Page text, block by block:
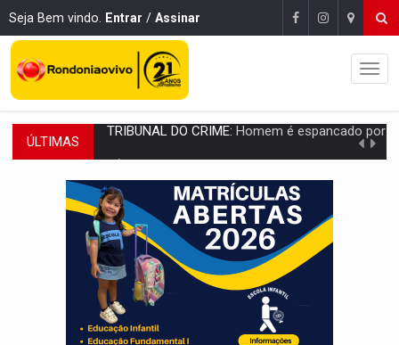
Seja Bem vindo. Entrar / Assinar
ÚLTIMAS Perseguição é registrada no shopping após colombiana furtar
LUDOPATIA:Apostas online começam a afetar produtividade e rotina
REFLORESTAMENTO: Plantar árvores não será mais suficiente para
OVNIS NA LUA:Cientistas alertam para possível base secreta no satélite
ACABOU COM PEUGEOT:Incêndio destrói carro que era rebocado para oficina
VÍDEO: Ladrão é filmado furtando moto na frente do bar